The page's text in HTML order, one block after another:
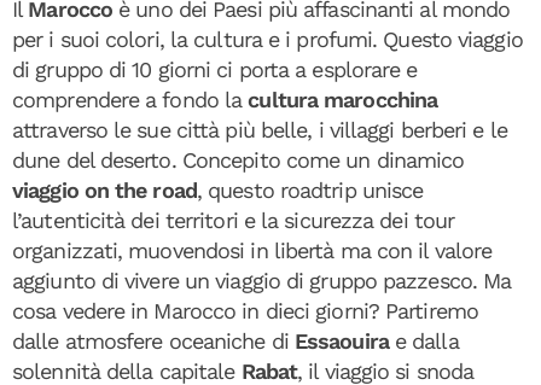
Il Marocco è uno dei Paesi più affascinanti al mondo
per i suoi colori, la cultura e i profumi. Questo viaggio
di gruppo di 10 giorni ci porta a esplorare e
comprendere a fondo lacultura marocchina
attraverso le sue città più belle, i villaggi berberi e le
dune del deserto. Concepito come un dinamico
viaggio on the road, questo roadtrip unisce
l’autenticità dei territori e la sicurezza dei tour
organizzati, muovendosi in libertà ma con il valore
aggiunto di vivere un viaggio di gruppo pazzesco. Ma
cosa vedere in Marocco in dieci giorni? Partiremo
dalle atmosfere oceaniche di Essaouira e dalla
solennità della capitale Rabat, il viaggio si snoda